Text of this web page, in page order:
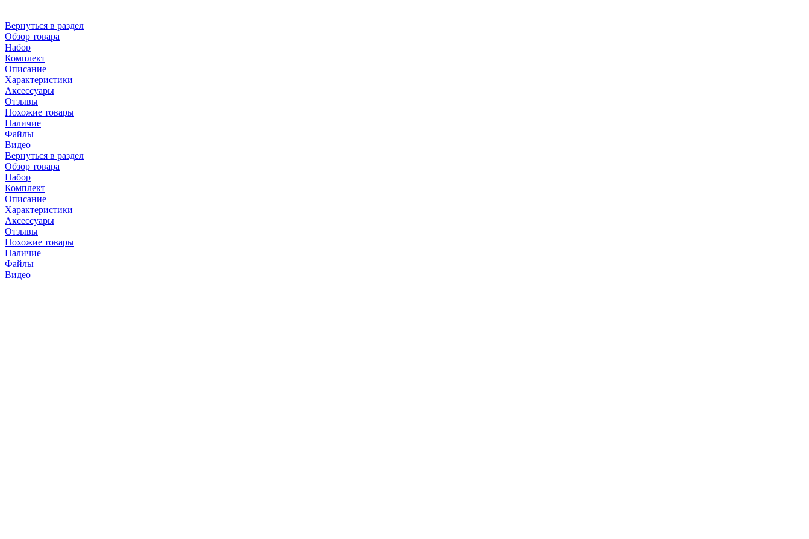
Вернуться в раздел
Обзор товара
Набор
Комплект
Описание
Характеристики
Аксессуары
Отзывы
Похожие товары
Наличие
Файлы
Видео
Вернуться в раздел
Обзор товара
Набор
Комплект
Описание
Характеристики
Аксессуары
Отзывы
Похожие товары
Наличие
Файлы
Видео